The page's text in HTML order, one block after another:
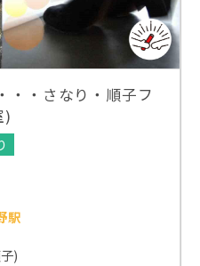
・・さなり・順子フ
)
駅
)